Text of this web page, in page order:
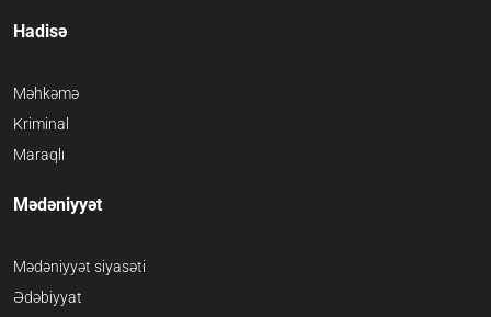
Hadisə
Məhkəmə
Kriminal
Maraqlı
Mədəniyyət
Mədəniyyət siyasəti
Ədəbiyyat